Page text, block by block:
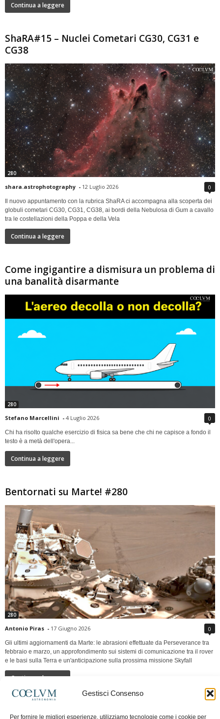
Gestisci Consenso
Per fornire le migliori esperienze, utilizziamo tecnologie come i cookie per
Continua a leggere
ShaRA#15 – Nuclei Cometari CG30, CG31 e
CG38
280
shara.astrophotography - 12 Luglio 2026 0
Il nuovo appuntamento con la rubrica ShaRA ci accompagna alla scoperta dei
globuli cometari CG30, CG31, CG38, ai bordi della Nebulosa di Gum a cavallo
tra le costellazioni della Poppa e della Vela
Continua a leggere
Come ingigantire a dismisura un problema di
una banalità disarmante
280
Stefano Marcellini - 4 Luglio 2026 0
Chi ha risolto qualche esercizio di fisica sa bene che chi ne capisce a fondo il
testo è a metà dell'opera...
Continua a leggere
Bentornati su Marte! #280
280
Antonio Piras - 17 Giugno 2026 0
Gli ultimi aggiornamenti da Marte: le abrasioni effettuate da Perseverance tra
febbraio e marzo, un approfondimento sui sistemi di comunicazione tra il rover
e le basi sulla Terra e un'anticipazione sulla prossima missione Skyfall
Continua a leggere